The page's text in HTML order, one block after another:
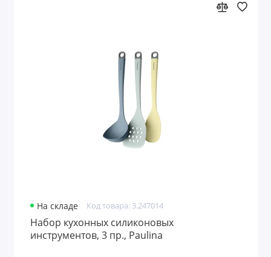
На складе Код товара: 3.247014
Набор кухонных силиконовых
инструментов, 3 пр., Paulina